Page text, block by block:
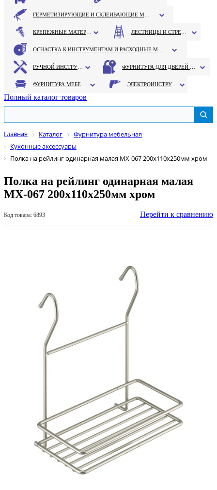
Полный каталог товаров
Главная Каталог
Фурнитура мебельная
Кухонные аксессуары
Полка на рейлинг одинарная малая MX-067 200х110х250мм хром
Полка на рейлинг одинарная малая
MX-067 200х110х250мм хром
Код товара: 6893 Перейти к сравнению